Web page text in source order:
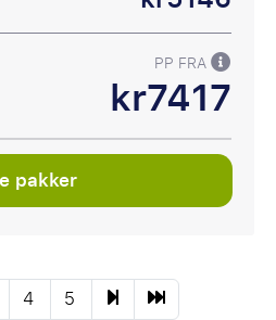
PP FRA
kr7417
pakker
4 5